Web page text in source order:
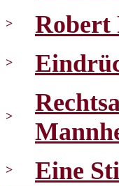
> Robert
>
>
> Eine